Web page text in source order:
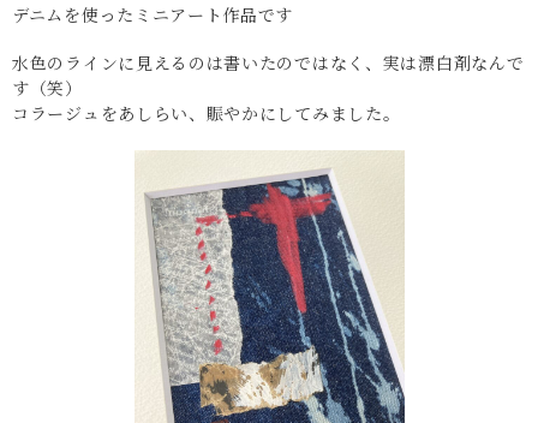
デニムを使ったミニアート作品です
水色のラインに見えるのは書いたのではなく、実は漂白剤なんで
す（笑）
コラージュをあしらい、賑やかにしてみました。